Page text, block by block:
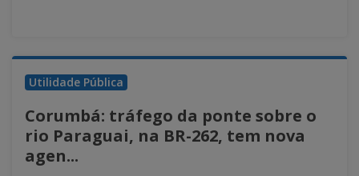
Utilidade Pública
Corumbá: tráfego da ponte sobre o
rio Paraguai, na BR-262, tem nova
agen...